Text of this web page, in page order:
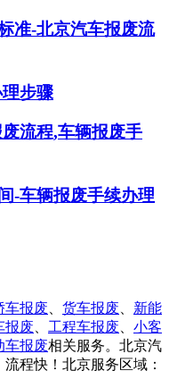
准-北京汽车报废流
步骤
流程,车辆报废手
-车辆报废手续办理
车报废 货车报废
新能
报废 工程车报废
小客
车报废相关服务。北京汽
程快！北京服务区域：